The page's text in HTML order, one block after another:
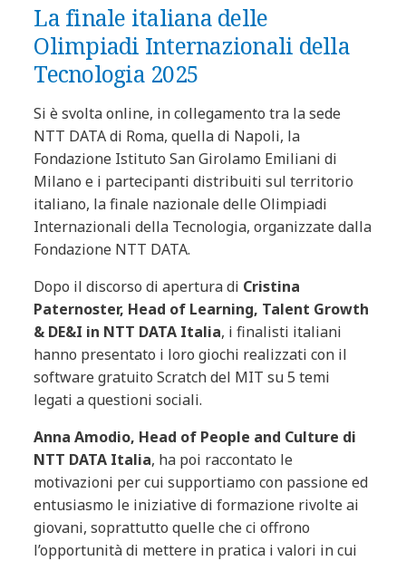
La finale italiana delle
Olimpiadi Internazionali della
Tecnologia 2025
Si è svolta online, in collegamento tra la sede
NTT DATA di Roma, quella di Napoli, la
Fondazione Istituto San Girolamo Emiliani di
Milano e i partecipanti distribuiti sul territorio
italiano, la finale nazionale delle Olimpiadi
Internazionali della Tecnologia, organizzate dalla
Fondazione NTT DATA.
Dopo il discorso di apertura di Cristina
Paternoster, Head of Learning, Talent Growth
& DE&I in NTT DATA Italia, i finalisti italiani
hanno presentato i loro giochi realizzati con il
software gratuito Scratch del MIT su 5 temi
legati a questioni sociali.
Anna Amodio, Head of People and Culture di
NTT DATA Italia, ha poi raccontato le
motivazioni per cui supportiamo con passione ed
entusiasmo le iniziative di formazione rivolte ai
giovani, soprattutto quelle che ci offrono
l’opportunità di mettere in pratica i valori in cui